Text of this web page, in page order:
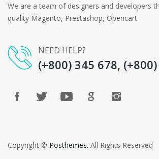
We are a team of designers and developers
quality Magento, Prestashop, Opencart.
NEED HELP?
(+800) 345 678,
Copyright © Posthemes. All Rights Reserved